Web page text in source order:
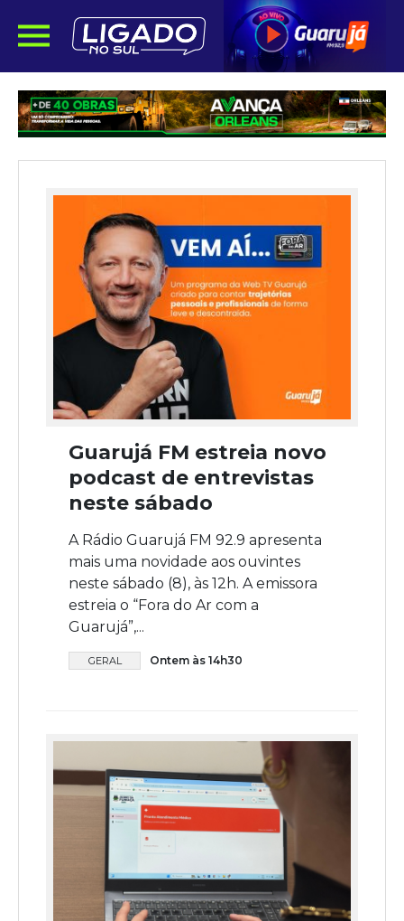
Guarujá FM estreia novo
podcast de entrevistas
neste sábado
A Rádio Guarujá FM 92.9 apresenta
mais uma novidade aos ouvintes
neste sábado (8), às 12h. A emissora
estreia o “Fora do Ar com a
Guarujá”,...
GERAL Ontem às 14h30